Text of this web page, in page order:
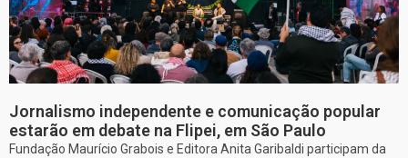
Jornalismo independente e comunicação popular
estarão em debate na Flipei, em São Paulo
Fundação Maurício Grabois e Editora Anita Garibaldi participam da